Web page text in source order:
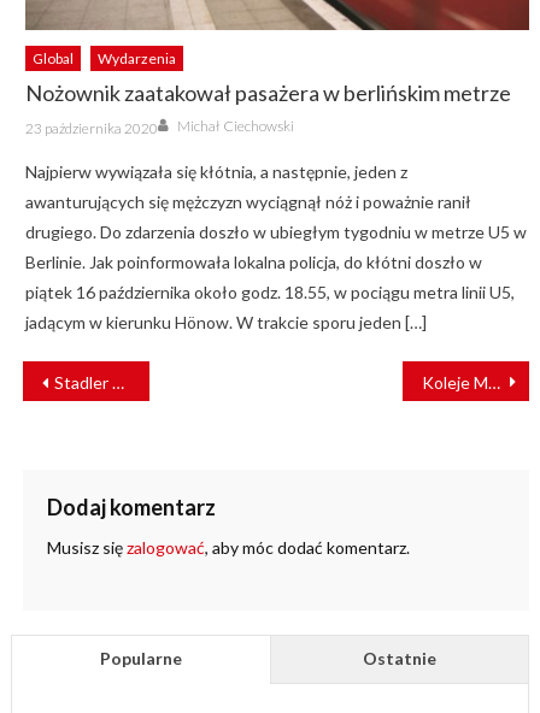
Global Wydarzenia
Nożownik zaatakował pasażera w berlińskim metrze
Posted
on
23 października 2020 Author
Michał Ciechowski
Najpierw wywiązała się kłótnia, a następnie, jeden z
awanturujących się mężczyzn wyciągnął nóż i poważnie ranił
drugiego. Do zdarzenia doszło w ubiegłym tygodniu w metrze U5 w
Berlinie. Jak poinformowała lokalna policja, do kłótni doszło w
piątek 16 października około godz. 18.55, w pociągu metra linii U5,
jadącym w kierunku Hönow. W trakcie sporu jeden […]
NAWIGACJA
WPISU
Stadler Smile w barwach Westbahn już na testach Koleje Mazowieckie modernizują flotę EN57AKM
Dodaj komentarz
Musisz sięzalogować, aby móc dodać komentarz.
Popularne Ostatnie